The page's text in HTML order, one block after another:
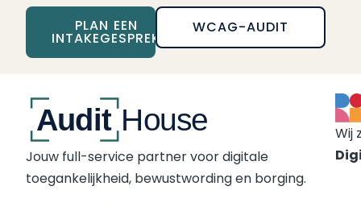
PLAN EEN
INTAKEGESPREK
WCAG-AUDIT
Jouw full-service partner voor digitale
toegankelijkheid, bewustwording en borging.
Wij